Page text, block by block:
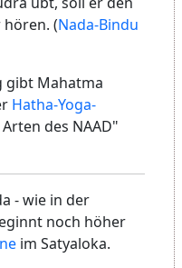
(Nada-Bindu
gibt Mahatma
Hatha-Yoga-
des NAAD"
- wie in der
noch höher
im Satyaloka.